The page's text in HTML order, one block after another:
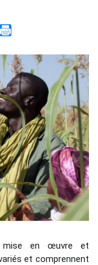
mise en œuvre et
et comprennent